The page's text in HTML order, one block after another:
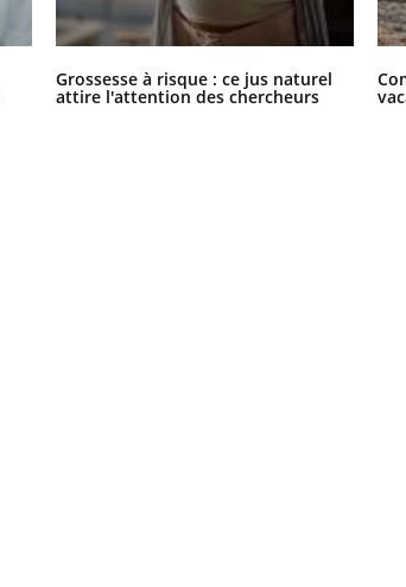
Grossesse à risque : ce jus naturel
attire l'attention des chercheurs